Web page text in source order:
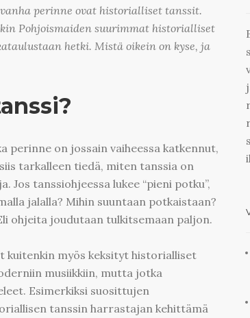
perinne ovat historialliset tanssit.
Pohjoismaiden suurimmat historialliset
hetki. Mistä oikein on kyse, ja
perinne on jossain vaiheessa katkennut,
tarkalleen tiedä, miten tanssia on
tanssiohjeessa lukee “pieni potku”,
jalalla? Mihin suuntaan potkaistaan?
ohjeita joudutaan tulkitsemaan paljon.
kuitenkin myös keksityt historialliset
musiikkiin, mutta jotka
Esimerkiksi suosittujen
tanssin harrastajan kehittämä